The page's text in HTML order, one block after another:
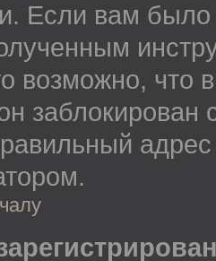
Если вам
возможно, что